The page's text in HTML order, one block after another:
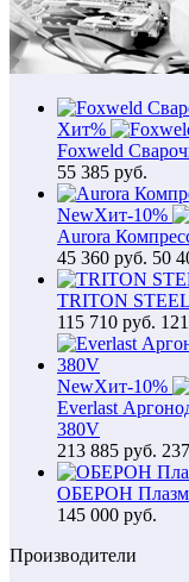
Хит%
Foxweld
55 385 руб.
NewХит-10%
Aurora
45 360 руб. 50
TRITON
115 710 руб.
NewХит-10%
Everlast
380V
213 885 руб.
ОБЕРОН
145 000 руб.
Производители